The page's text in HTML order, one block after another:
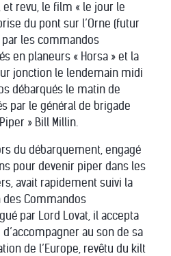
et revu, le film « le jour le
du pont sur l’Orne (futur
par les commandos
en planeurs « Horsa » et la
jonction le lendemain midi
débarqués le matin de
par le général de brigade
» Bill Millin.
du débarquement, engagé
pour devenir piper dans les
avait rapidement suivi la
Commandos
par Lord Lovat, il accepta
au son de sa
de l’Europe, revêtu du kilt